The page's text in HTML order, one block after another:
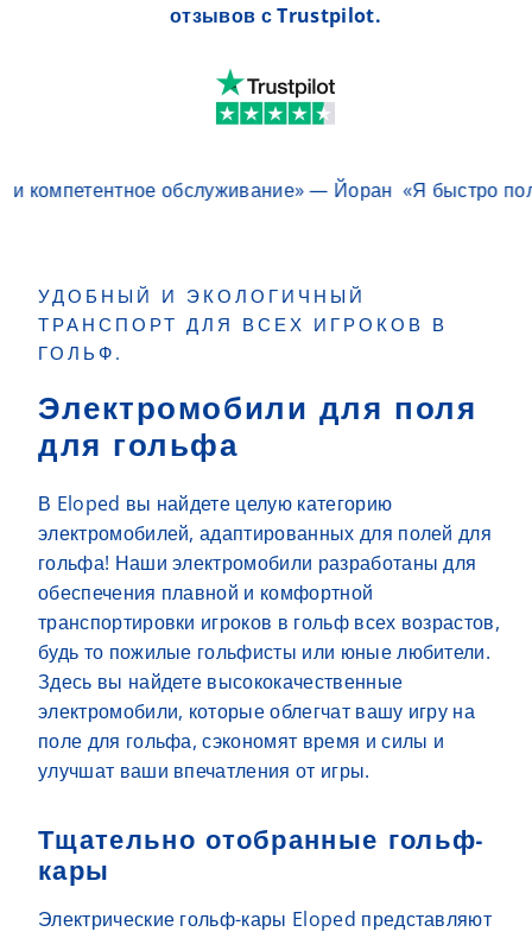
отзывов с Trustpilot.
обслуживание» — Йоран «Я быстро
УДОБНЫЙ И ЭКОЛОГИЧНЫЙ
ТРАНСПОРТ ДЛЯ ВСЕХ ИГРОКОВ В
ГОЛЬФ.
Электромобили для поля
для гольфа
В Eloped вы найдете целую категорию
электромобилей, адаптированных для полей для
гольфа! Наши электромобили разработаны для
обеспечения плавной и комфортной
транспортировки игроков в гольф всех возрастов,
будь то пожилые гольфисты или юные любители.
Здесь вы найдете высококачественные
электромобили, которые облегчат вашу игру на
поле для гольфа, сэкономят время и силы и
улучшат ваши впечатления от игры.
Тщательно отобранные гольф-
кары
Электрические гольф-кары Eloped представляют